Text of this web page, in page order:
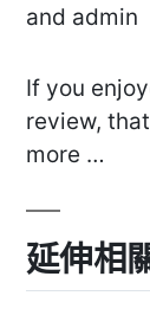
and admin
If you
review,
more …
延伸相